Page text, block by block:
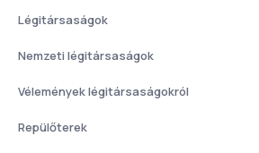
Légitársaságok
Nemzeti légitársaságok
Vélemények légitársaságokról
Repülőterek